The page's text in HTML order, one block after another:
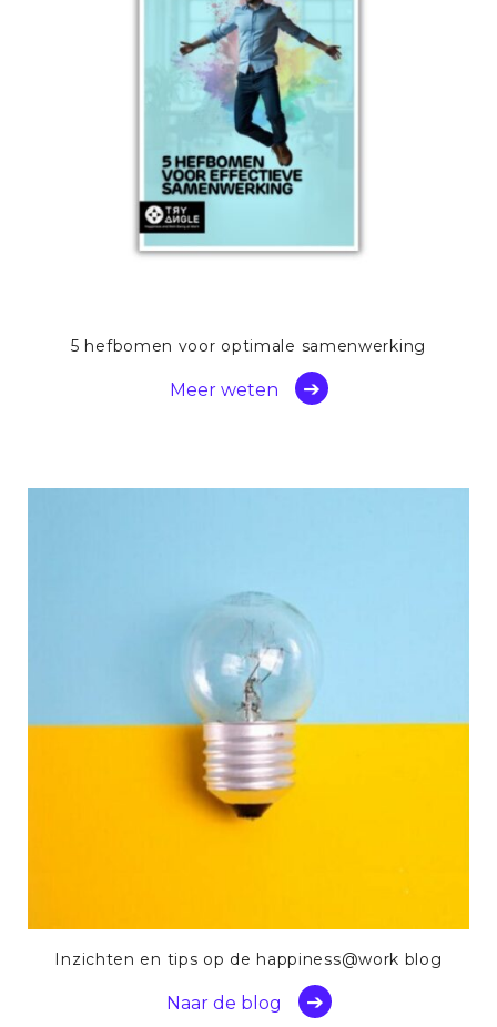
5 hefbomen voor optimale samenwerking
Meer weten
Inzichten en tips op de happiness@work blog
Naar de blog